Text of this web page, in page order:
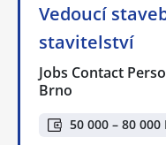
Vedoucí
stavitelství
Jobs Contact
Brno
50 000 – 80 000